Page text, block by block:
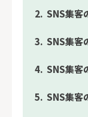
SNS集客
SNS集客
SNS集客
SNS集客